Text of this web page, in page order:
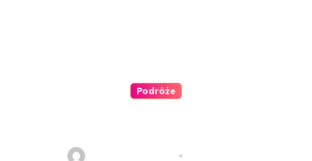
Podróże
widokiem na Dolomity